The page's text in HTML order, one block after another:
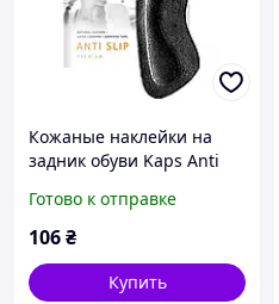
Кожаные наклейки на
задник обуви Kaps Anti
Готово к отправке
106₴
Купить